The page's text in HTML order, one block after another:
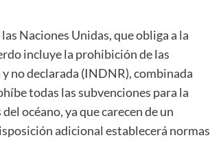
Naciones Unidas, que obliga a la
incluye la prohibición de las
no declarada (INDNR), combinada
todas las subvenciones para la
océano, ya que carecen de un
adicional establecerá normas